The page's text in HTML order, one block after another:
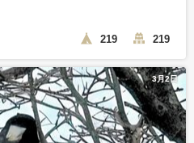
219 219
3月2日